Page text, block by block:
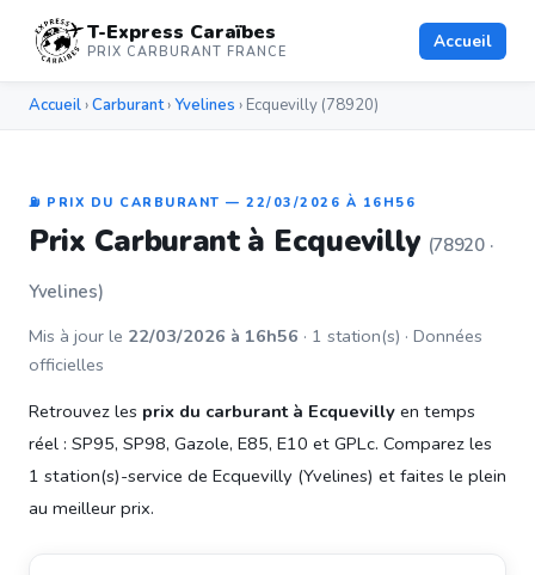
T-Express Caraïbes
PRIX CARBURANT FRANCE Accueil
Accueil ›Carburant›Yvelines › Ecquevilly (78920)
⛽ PRIX DU CARBURANT — 22/03/2026 À 16H56
Prix Carburant à Ecquevilly (78920 ·
Yvelines)
Mis à jour le 22/03/2026 à 16h56 · 1 station(s) · Données
officielles
Retrouvez les prix du carburant à Ecquevilly en temps
réel : SP95, SP98, Gazole, E85, E10 et GPLc. Comparez les
1 station(s)-service de Ecquevilly (Yvelines) et faites le plein
au meilleur prix.